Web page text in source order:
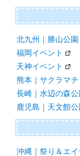
北九州｜勝山公
福岡イベント
天神イベント
熊本｜サクラマ
長崎｜水辺の森公
鹿児島｜天文館公
沖縄｜祭り＆エイ